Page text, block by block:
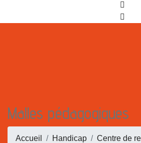
Malles pédagogiques
Accueil Handicap
Centre de